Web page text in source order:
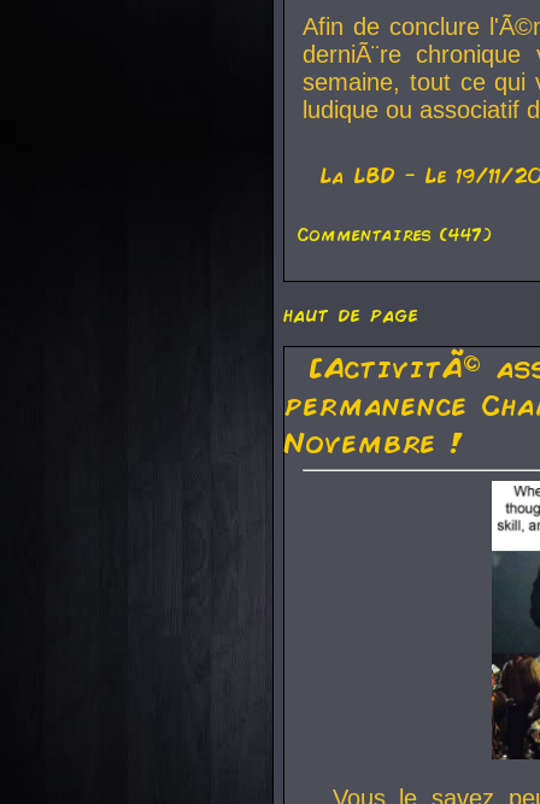
Afin de conclure
derniÃ¨re
semaine, tout ce qui
ludique ou associatif
La LBD - Le 19/11/
Commentaires (447)
haut de page
[ActivitÃ©
permanence
Novembre !
Vous le savez